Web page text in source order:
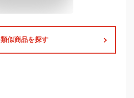
類似商品を探す